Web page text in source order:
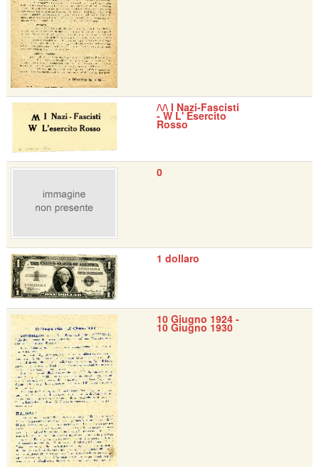
/\/\ I Nazi-Fascisti
- W L' Esercito
Rosso
0
1 dollaro
10 Giugno 1924 -
10 Giugno 1930